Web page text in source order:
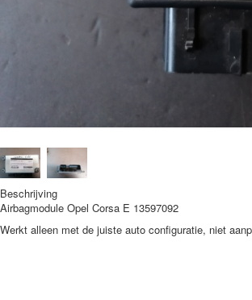
Beschrijving
Airbagmodule Opel Corsa E 13597092
Werkt alleen met de juiste auto configuratie, niet